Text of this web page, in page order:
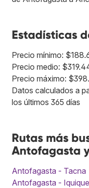
Estadísticas
Precio mínimo:
Precio medio:
Precio máximo:
Datos calculados a
los últimos 365 días
Rutas más
Antofagasta
Antofagasta - Tacna
Antofagasta - Iquique